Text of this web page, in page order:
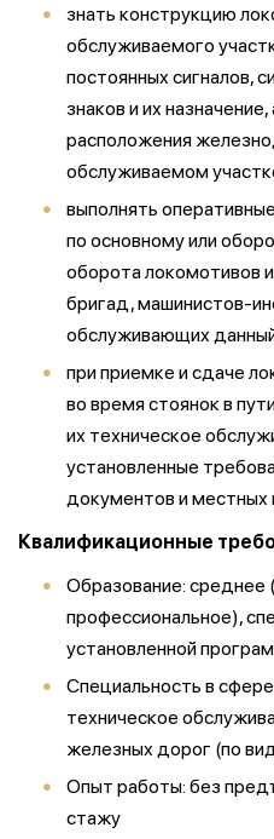
знать конструкцию
обслуживаемого
постоянных сигналов,
знаков и их
расположения
обслуживаемом
выполнять
по основному или
оборота локомотивов
бригад, машинистов-
обслуживающих
при приемке и сдаче
во время стоянок в
их техническое
установленные
документов и местных
Квалификационные
Образование: среднее
профессиональное),
установленной
Специальность в
техническое
железных дорог (по
Опыт работы: без
стажу